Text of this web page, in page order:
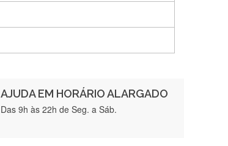
AJUDA EM HORÁRIO ALARGADO
Das 9h às 22h de Seg. a Sáb.